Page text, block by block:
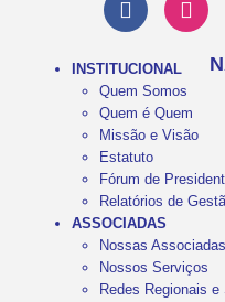
INSTITUCIONAL
Quem Somos
Quem é Quem
Missão e Visão
Estatuto
Fórum de
Relatórios de
ASSOCIADAS
Nossas Associadas
Nossos Serviços
Redes Regionais e